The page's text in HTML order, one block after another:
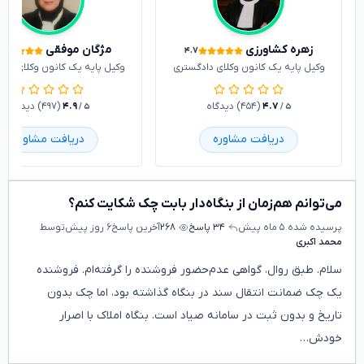
زهره کشاورزی ۴.۷
وکیل پایه یک کانون وکلای دادگستری
۴.۷ / ۵ (۴۵۴) دیدگاه
دریافت مشاوره
مژگان موفقی
وکیل پایه یک کانون وکلای
۴.۹/ ۵ (۴۹۷) دیدگاه
دریافت مشاوره
می‌توانم هم‌زمان از بنگاه‌دار بابت چک شکایت کنم؟
پرسیده شده ۵ ماه پیش ۳۴ پاسخ ۲۶۸آخرین پاسخ۶ روز پیش
توسط
محمد اکبری
سلام. طبق روال، گواهی عدم‌حضور فروشنده را گرفته‌ام. فروشنده
یک چک ضمانت انتقال سند در بنگاه گذاشته بود، اما چک بدون
تاریخ و بدون ثبت در سامانه صیاد است. بنگاه املاک با اصرار
خودش…